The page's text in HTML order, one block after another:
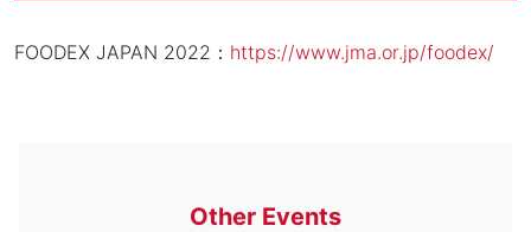
FOODEX JAPAN 2022： https://www.jma.or.jp/foodex/
Other Events